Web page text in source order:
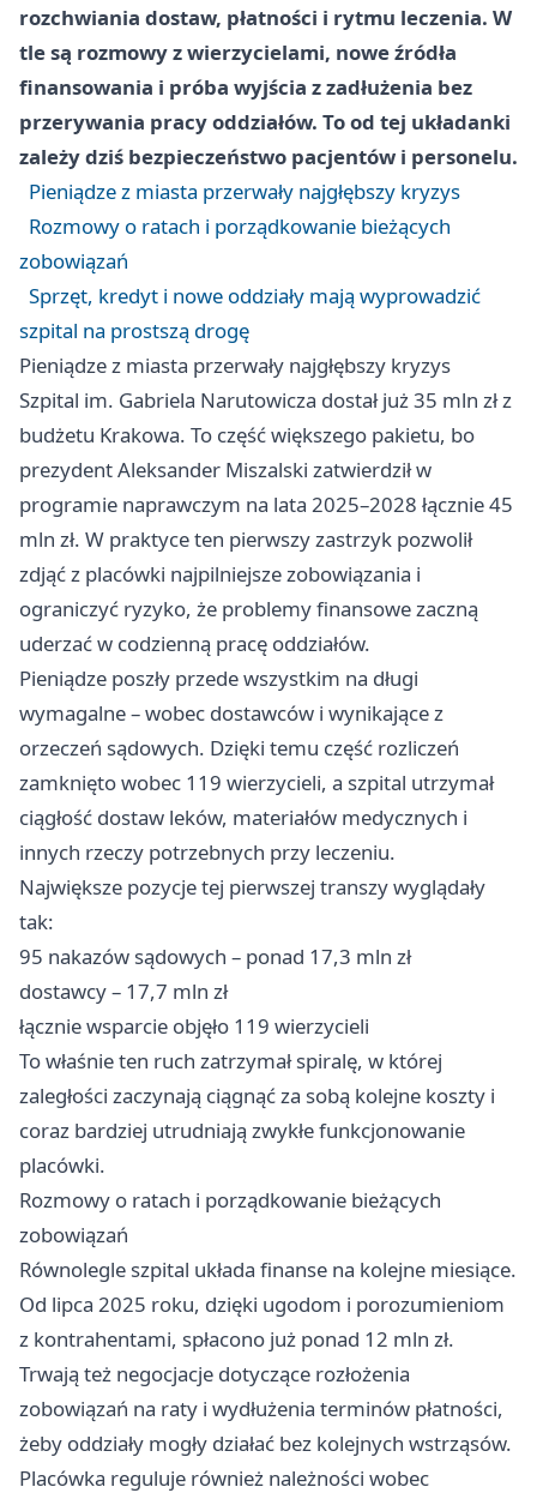
rozchwiania dostaw, płatności i rytmu leczenia. W
tle są rozmowy z wierzycielami, nowe źródła
finansowania i próba wyjścia z zadłużenia bez
przerywania pracy oddziałów. To od tej układanki
zależy dziś bezpieczeństwo pacjentów i personelu.
Pieniądze z miasta przerwały najgłębszy kryzys
Rozmowy o ratach i porządkowanie bieżących
zobowiązań
Sprzęt, kredyt i nowe oddziały mają wyprowadzić
szpital na prostszą drogę
Pieniądze z miasta przerwały najgłębszy kryzys
Szpital im. Gabriela Narutowicza dostał już 35 mln zł z
budżetu Krakowa. To część większego pakietu, bo
prezydent Aleksander Miszalski zatwierdził w
programie naprawczym na lata 2025–2028 łącznie 45
mln zł. W praktyce ten pierwszy zastrzyk pozwolił
zdjąć z placówki najpilniejsze zobowiązania i
ograniczyć ryzyko, że problemy finansowe zaczną
uderzać w codzienną pracę oddziałów.
Pieniądze poszły przede wszystkim na długi
wymagalne – wobec dostawców i wynikające z
orzeczeń sądowych. Dzięki temu część rozliczeń
zamknięto wobec 119 wierzycieli, a szpital utrzymał
ciągłość dostaw leków, materiałów medycznych i
innych rzeczy potrzebnych przy leczeniu.
Największe pozycje tej pierwszej transzy wyglądały
tak:
95 nakazów sądowych – ponad 17,3 mln zł
dostawcy – 17,7 mln zł
łącznie wsparcie objęło 119 wierzycieli
To właśnie ten ruch zatrzymał spiralę, w której
zaległości zaczynają ciągnąć za sobą kolejne koszty i
coraz bardziej utrudniają zwykłe funkcjonowanie
placówki.
Rozmowy o ratach i porządkowanie bieżących
zobowiązań
Równolegle szpital układa finanse na kolejne miesiące.
Od lipca 2025 roku, dzięki ugodom i porozumieniom
z kontrahentami, spłacono już ponad 12 mln zł.
Trwają też negocjacje dotyczące rozłożenia
zobowiązań na raty i wydłużenia terminów płatności,
żeby oddziały mogły działać bez kolejnych wstrząsów.
Placówka reguluje również należności wobec